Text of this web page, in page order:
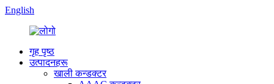
English
गृह पृष्ठ
उत्पादनहरू
खाली कन्डक्टर